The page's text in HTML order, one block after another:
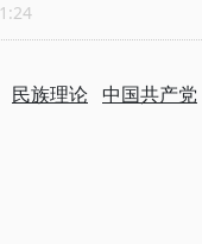
民族理论 中国共产党